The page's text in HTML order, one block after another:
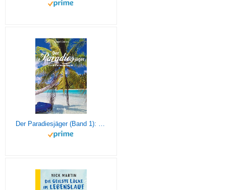
Der Paradiesjäger (Band 1): Für immer ausgestiegen